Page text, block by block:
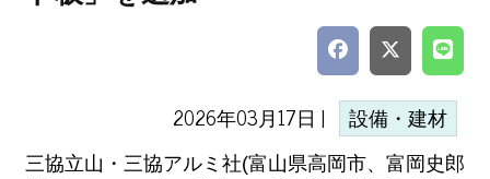
2026年03月17日 | 設備・建材
三協立山・三協アルミ社(富山県高岡市、富岡史郎